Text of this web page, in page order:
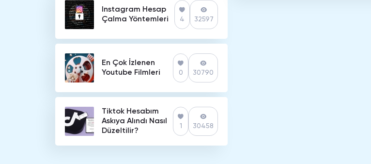
Instagram Hesap
Çalma Yöntemleri
4 32597
En Çok İzlenen
Youtube Filmleri
0 30790
Tiktok Hesabım
Askıya Alındı Nasıl
Düzeltilir?
1 30458